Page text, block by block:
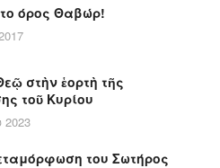
όρος Θαβώρ!
στὴν ἑορτὴ τῆς
τοῦ Κυρίου
2023
του Σωτήρος